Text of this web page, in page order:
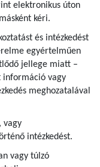
elektronikus úton
kéri.
és intézkedést
egyértelműen
jellege miatt –
információ vagy
meghozatalával
vagy
intézkedést.
vagy túlzó